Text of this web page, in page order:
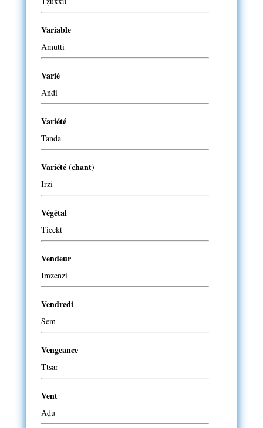
Variable
Amutti
Varié
Andi
Variété
Tanda
Variété (chant)
Irzi
Végétal
Ticekt
Vendeur
Imzenzi
Vendredi
Sem
Vengeance
Ttsar
Vent
Aḍu